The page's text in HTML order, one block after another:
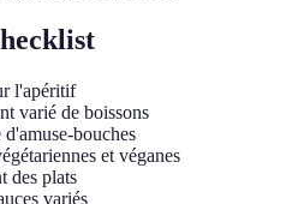
l'apéritif
varié de boissons
bouches
et véganes
des plats
variés